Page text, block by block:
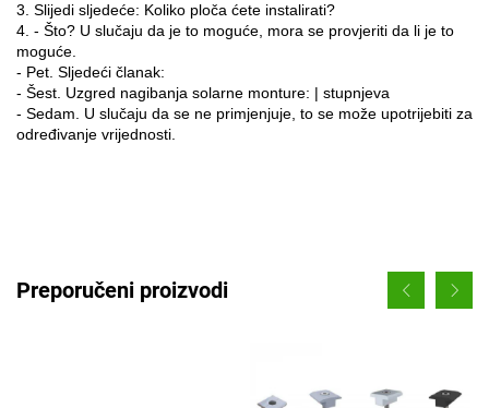
3. Slijedi sljedeće: Koliko ploča ćete instalirati?
4. - Što? U slučaju da je to moguće, mora se provjeriti da li je to
moguće.
- Pet. Sljedeći članak:
- Šest. Uzgred nagibanja solarne monture: | stupnjeva
- Sedam. U slučaju da se ne primjenjuje, to se može upotrijebiti za
određivanje vrijednosti.
Preporučeni proizvodi